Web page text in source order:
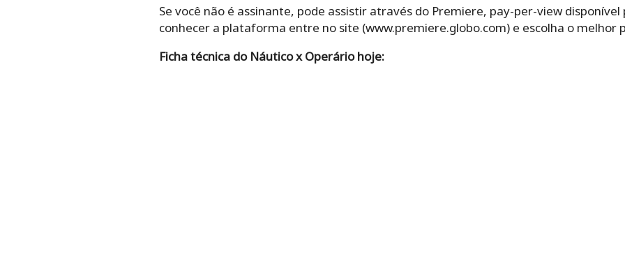
Se você não é assinante, pode assistir através do Premiere, pay-per-view disponível
conhecer a plataforma entre no site (www.premiere.globo.com) e escolha o melhor
Ficha técnica do Náutico x Operário hoje: